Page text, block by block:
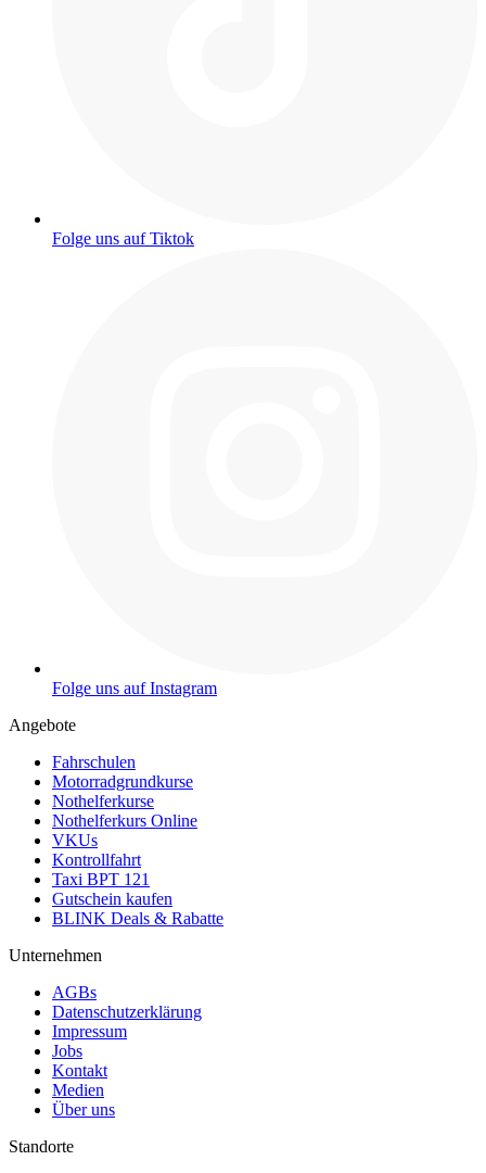
Folge uns auf Tiktok
Folge uns auf Instagram
Angebote
Fahrschulen
Motorradgrundkurse
Nothelferkurse
Nothelferkurs Online
VKUs
Kontrollfahrt
Taxi BPT 121
Gutschein kaufen
BLINK Deals & Rabatte
Unternehmen
AGBs
Datenschutzerklärung
Impressum
Jobs
Kontakt
Medien
Über uns
Standorte